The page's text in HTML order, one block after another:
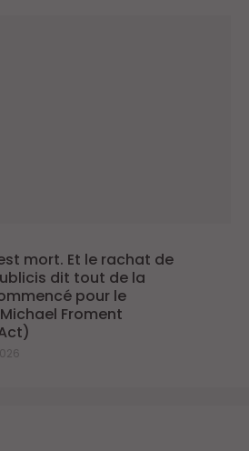
mort. Et le rachat de
dit tout de la
pour le
Froment